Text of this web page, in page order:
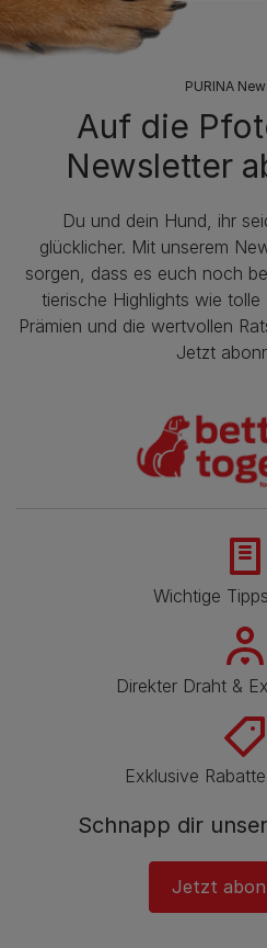
PURINA
Auf die
Newsletter
Du und dein Hund, ihr
glücklicher. Mit unserem
sorgen, dass es euch noch
tierische Highlights wie tolle
Prämien und die wertvollen
Jetzt
Wichtige
Direkter Draht &
Exklusive
Schnapp dir
Jetzt